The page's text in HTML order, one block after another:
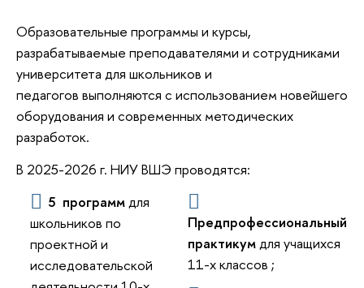
Образовательные программы и курсы,
разрабатываемые преподавателями и сотрудниками
университета для школьников и
педагогов выполняются с использованием новейшего
оборудования и современных методических
разработок.
В 2025-2026 г. НИУ ВШЭ проводятся:
5 программдля
школьников по
проектной и
исследовательской
Предпрофессиональный
практикумдля учащихся
11-х классов ;